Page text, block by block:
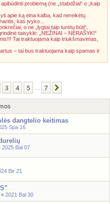
problemą (ne „stabdžiai“ o „kaip
apie ką eina kalba, kad nereikėtų
kas įvyko...
o ne „lygtai taip turėtų būti“,
taisyklė: „NEŽINAI – NERAŠYK!“
Tai traktuojama kaip triukšmavimas,
– tai bus traktuojama kaip spamas ir
1iš 7
3 4 5 7
dangtelio keitimas
Spa 16
2025 Bal 07
Bir 21
« 2021 Bal 30